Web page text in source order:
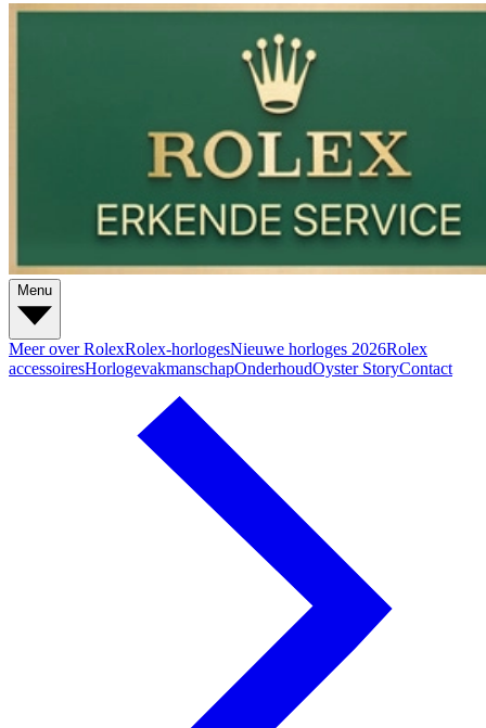
Menu
Meer over RolexRolex-horlogesNieuwe horloges 2026Rolex
accessoiresHorlogevakmanschapOnderhoudOyster StoryContact